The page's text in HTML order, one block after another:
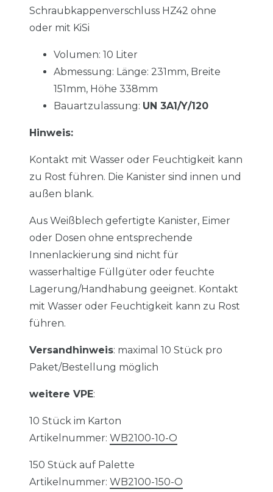
Schraubkappenverschluss HZ42 ohne
oder mit KiSi
Volumen: 10 Liter
Abmessung: Länge: 231mm, Breite
151mm, Höhe 338mm
Bauartzulassung: UN 3A1/Y/120
Hinweis:
Kontakt mit Wasser oder Feuchtigkeit kann
zu Rost führen. Die Kanister sind innen und
außen blank.
Aus Weißblech gefertigte Kanister, Eimer
oder Dosen ohne entsprechende
Innenlackierung sind nicht für
wasserhaltige Füllgüter oder feuchte
Lagerung/Handhabung geeignet. Kontakt
mit Wasser oder Feuchtigkeit kann zu Rost
führen.
Versandhinweis: maximal 10 Stück pro
Paket/Bestellung möglich
weitere VPE:
10 Stück im Karton
Artikelnummer: WB2100-10-O
150 Stück auf Palette
Artikelnummer: WB2100-150-O